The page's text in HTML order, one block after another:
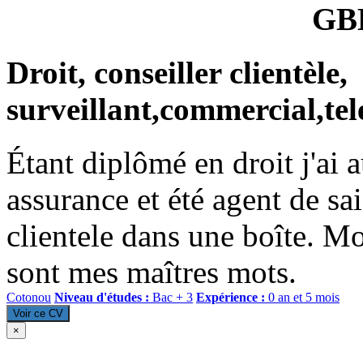
Droit, conseiller clientèle,
Étant diplômé en droit j'ai
assurance et été agent de
clientele dans une boîte.
sont mes maîtres mots.
Cotonou Niveau d'études : Bac + 3 Expérience : 0 an et 5 mois
Voir ce CV
×